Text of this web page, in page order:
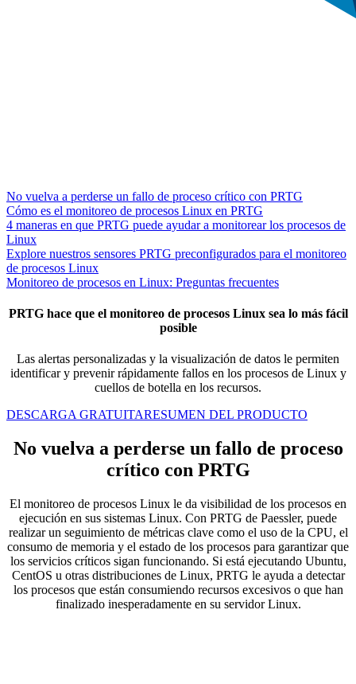
No vuelva a perderse un fallo de proceso crítico con PRTG
Cómo es el monitoreo de procesos Linux en PRTG
4 maneras en que PRTG puede ayudar a monitorear los procesos de
Linux
Explore nuestros sensores PRTG preconfigurados para el monitoreo
de procesos Linux
Monitoreo de procesos en Linux: Preguntas frecuentes
PRTG hace que el monitoreo de procesos Linux sea lo más fácil
posible
Las alertas personalizadas y la visualización de datos le permiten
identificar y prevenir rápidamente fallos en los procesos de Linux y
cuellos de botella en los recursos.
DESCARGA GRATUITARESUMEN DEL PRODUCTO
No vuelva a perderse un fallo de proceso
crítico con PRTG
El monitoreo de procesos Linux le da visibilidad de los procesos en
ejecución en sus sistemas Linux. Con PRTG de Paessler, puede
realizar un seguimiento de métricas clave como el uso de la CPU, el
consumo de memoria y el estado de los procesos para garantizar que
los servicios críticos sigan funcionando. Si está ejecutando Ubuntu,
CentOS u otras distribuciones de Linux, PRTG le ayuda a detectar
los procesos que están consumiendo recursos excesivos o que han
finalizado inesperadamente en su servidor Linux.